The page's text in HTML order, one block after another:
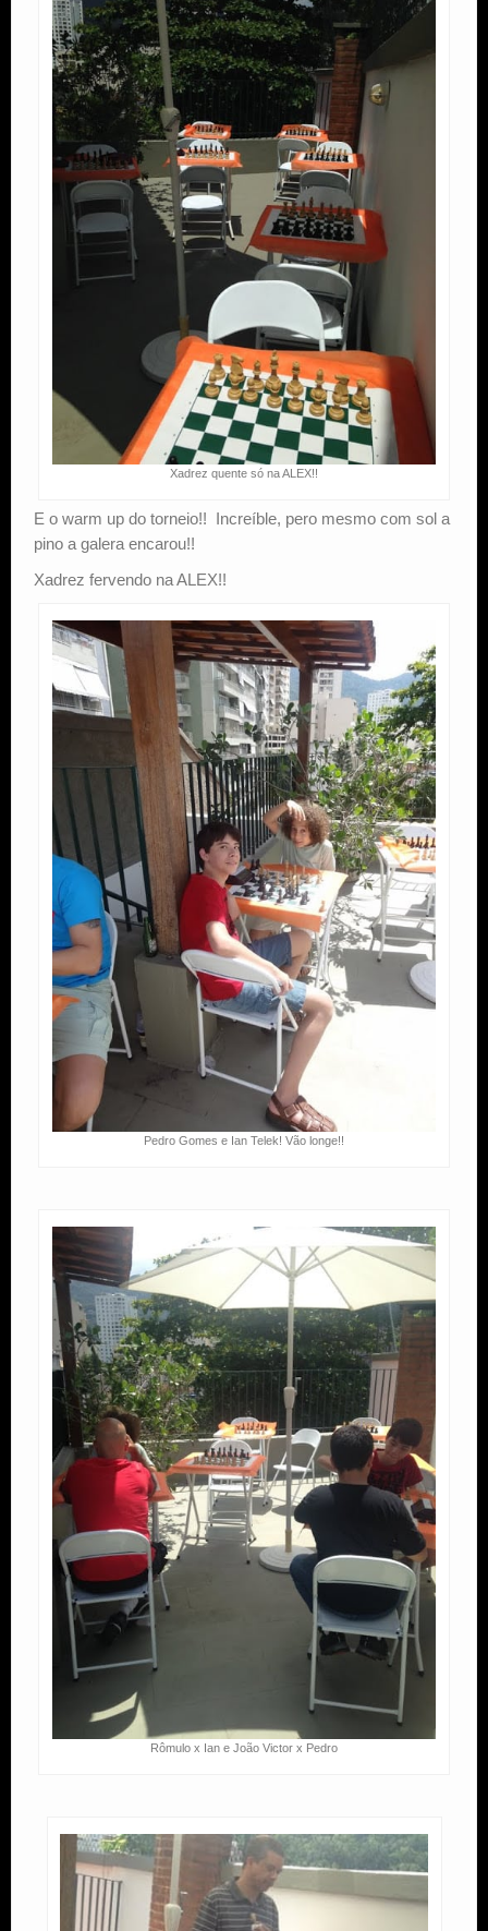
Xadrez quente só na ALEX!!
E o warm up do torneio!! Increíble, pero mesmo com sol a
pino a galera encarou!!
Xadrez fervendo na ALEX!!
Pedro Gomes e Ian Telek! Vão longe!!
Rômulo x Ian e João Victor x Pedro